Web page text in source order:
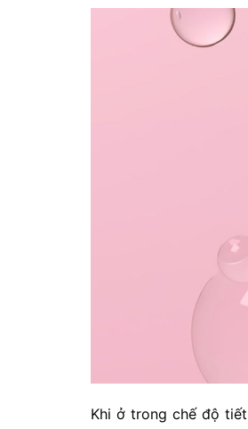
Khi ở trong chế độ